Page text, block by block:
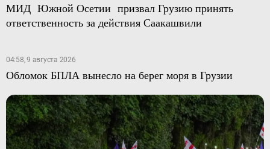
МИД Южной Осетии призвал Грузию принять
ответственность за действия Саакашвили
04:58, 9 августа 2026
Обломок БПЛА вынесло на берег моря в Грузии